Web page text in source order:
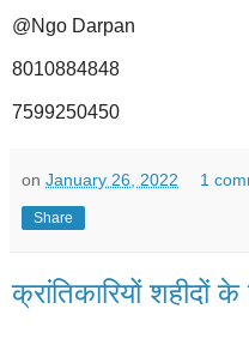
@Ngo Darpan
8010884848
7599250450
on January 26, 2022 1
Share
क्रांतिकारियों शहीदों के